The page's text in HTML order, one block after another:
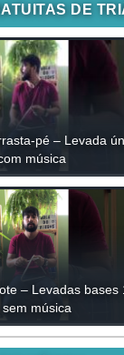
DE
pé – Levada
música
– Levadas bases
sem música